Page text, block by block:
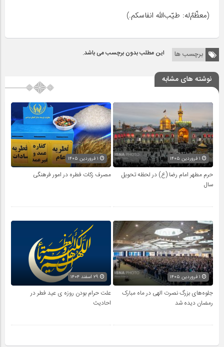
(معظّمٌ‌له: طیّب‌الله انفاسکم.)
برچسب ها این مطلب بدون برچسب می باشد.
نوشته های مشابه
حرم مطهر امام رضا (ع) در لحظه تحویل
سال
مصرف زکات فطره در امور فرهنگی
جلوه‌های بزرگ نصرت الهی در ماه مبارک
رمضان دیده شد
علت حرام بودن روزه ی عید فطر در
احادیث